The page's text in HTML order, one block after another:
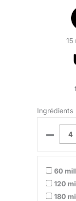
15
Ingrédients
–
60
120
180